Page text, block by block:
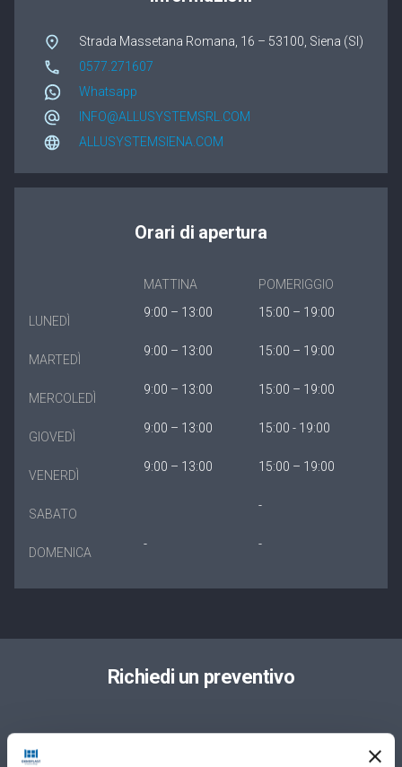
Winergetic Premium Passive
Finestra a bilico
Strada Massetana Romana, 16 – 53100, Siena (SI)
0577.271607
Whatsapp
INFO@ALLUSYSTEMSRL.COM
ALLUSYSTEMSIENA.COM
Orari di apertura
MATTINA POMERIGGIO
LUNEDÌ
9:00 – 13:00 15:00 – 19:00
MARTEDÌ
9:00 – 13:00 15:00 – 19:00
MERCOLEDÌ
9:00 – 13:00 15:00 – 19:00
GIOVEDÌ
9:00 – 13:00 15:00 - 19:00
VENERDÌ
9:00 – 13:00 15:00 – 19:00
SABATO
-
DOMENICA
- -
Richiedi un preventivo